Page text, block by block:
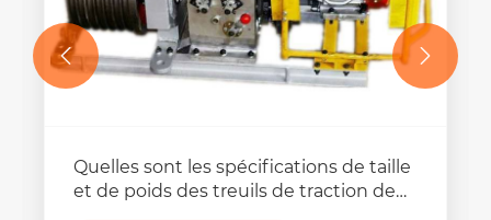
Quelles sont les spécifications de taille
et de poids des treuils de traction de
 